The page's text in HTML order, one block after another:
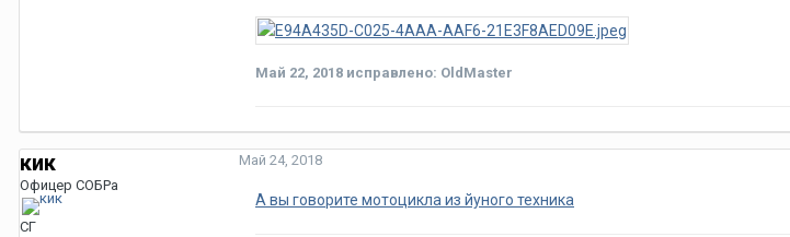
Май 22, 2018 исправлено: OldMaster
кик
Офицер СОБРа
СГ
Май 24, 2018
А вы говорите мотоцикла из йуного техника